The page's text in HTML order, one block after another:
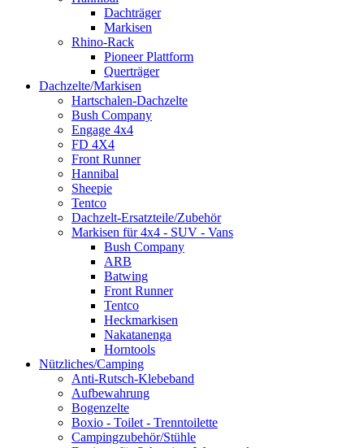
Dachträger
Markisen
Rhino-Rack
Pioneer Plattform
Querträger
Dachzelte/Markisen
Hartschalen-Dachzelte
Bush Company
Engage 4x4
FD 4X4
Front Runner
Hannibal
Sheepie
Tentco
Dachzelt-Ersatzteile/Zubehör
Markisen für 4x4 - SUV - Vans
Bush Company
ARB
Batwing
Front Runner
Tentco
Heckmarkisen
Nakatanenga
Horntools
Nützliches/Camping
Anti-Rutsch-Klebeband
Aufbewahrung
Bogenzelte
Boxio - Toilet - Trenntoilette
Campingzubehör/Stühle